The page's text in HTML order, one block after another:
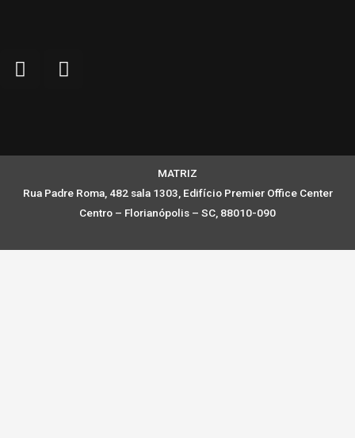
MATRIZ
Rua Padre Roma, 482 sala 1303, Edifício Premier Office Center
Centro – Florianópolis – SC, 88010-090